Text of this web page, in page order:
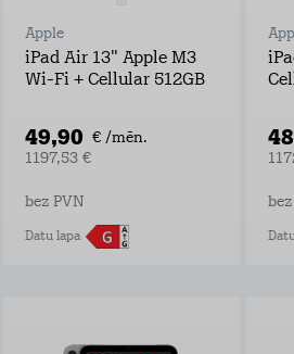
Apple
iPad Air 13" Apple M3
Wi-Fi + Cellular 512GB
49,90 € /mēn.
1197,53 €
bez PVN
Datu lapa